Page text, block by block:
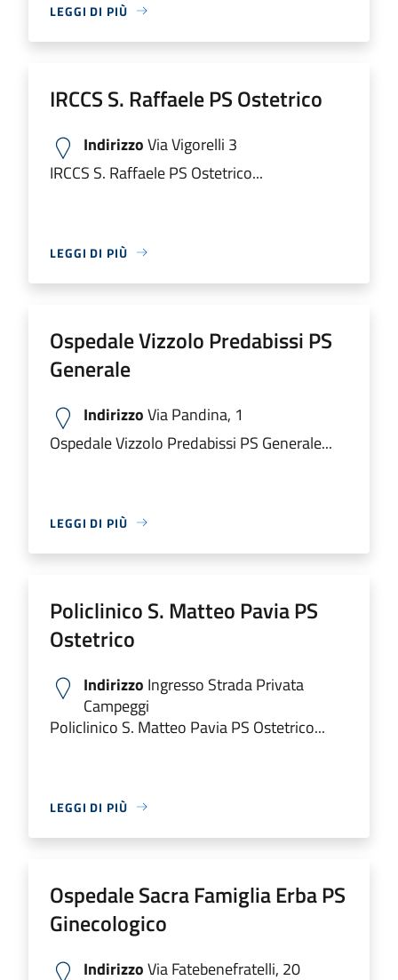
LEGGI DI PIÙ
IRCCS S. Raffaele PS Ostetrico
IndirizzoVia Vigorelli 3
IRCCS S. Raffaele PS Ostetrico...
LEGGI DI PIÙ
Ospedale Vizzolo Predabissi PS
Generale
IndirizzoVia Pandina, 1
Ospedale Vizzolo Predabissi PS Generale...
LEGGI DI PIÙ
Policlinico S. Matteo Pavia PS
Ostetrico
Indirizzo Ingresso Strada Privata
Campeggi
Policlinico S. Matteo Pavia PS Ostetrico...
LEGGI DI PIÙ
Ospedale Sacra Famiglia Erba PS
Ginecologico
IndirizzoVia Fatebenefratelli, 20